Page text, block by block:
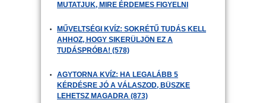
MUTATJUK, MIRE ÉRDEMES FIGYELNI
MŰVELTSÉGI KVÍZ: SOKRÉTŰ TUDÁS KELL
AHHOZ, HOGY SIKERÜLJÖN EZ A
TUDÁSPRÓBA! (578)
AGYTORNA KVÍZ: HA LEGALÁBB 5
KÉRDÉSRE JÓ A VÁLASZOD, BÜSZKE
LEHETSZ MAGADRA (873)